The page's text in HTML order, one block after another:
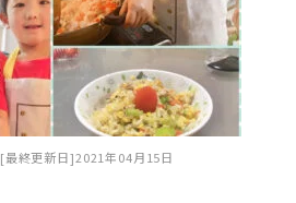
[最終更新日]2021年04月15日